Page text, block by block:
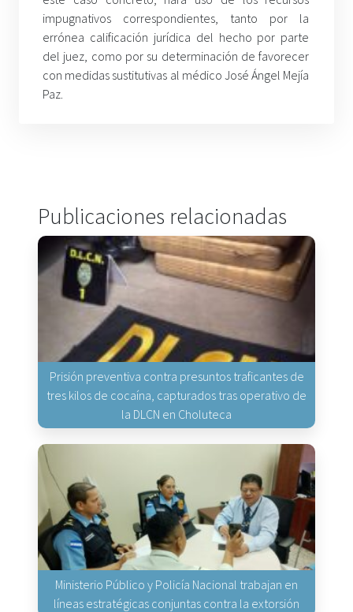
impugnativos correspondientes, tanto por la
errónea calificación jurídica del hecho por parte
del juez, como por su determinación de favorecer
con medidas sustitutivas al médico José Ángel Mejía
Paz.
Publicaciones relacionadas
Prisión preventiva contra presuntos traficantes de
tres kilos de cocaína, capturados tras operativo de
la DLCN en Choluteca
Ministerio Público y Policía Nacional trabajan en
líneas estratégicas conjuntas contra la extorsión